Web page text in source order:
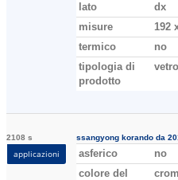
lato
dx
misure
192
termico
no
tipologia di
prodotto
vetro
2108 s
applicazioni
ssangyong korando da
asferico
no
colore del